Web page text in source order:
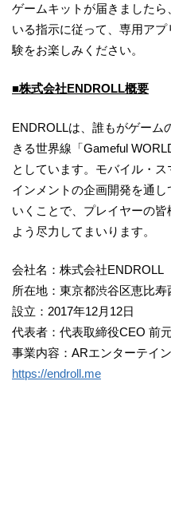
ゲームキットが届きました
いる指示に従って、専用ア
験をお楽しみください。
■株式会社ENDROLL概要
ENDROLLは、誰もがゲーム
きる世界線「Gameful
としています。モバイル・
インメントの企画開発を通
いくことで、プレイヤーの
よう尽力してまいります。
会社名：株式会社ENDROLL
所在地：東京都渋谷区恵比
設立：2017年12月12日
代表者：代表取締役CEO 前
事業内容：ARエンターテイ
https://endroll.me